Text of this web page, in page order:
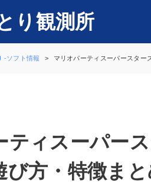
り観測所
-ソフト情報 マリオパーティスーパースター
ティスーパー
び方・特徴ま